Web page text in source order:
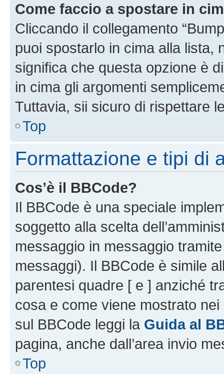
Come faccio a spostare in
Cliccando il collegamento
puoi spostarlo in cima alla lista,
significa che questa opzione è
in cima gli argomenti
Tuttavia, sii sicuro di rispettare
Top
Formattazione e tipi di
Cos’è il BBCode?
Il BBCode è una speciale
soggetto alla scelta
messaggio in messaggio
messaggi). Il BBCode è simile
parentesi quadre [ e ] anziché
cosa e come viene mostrato
sul BBCode leggi la Guida al
pagina, anche dall’area invio
Top